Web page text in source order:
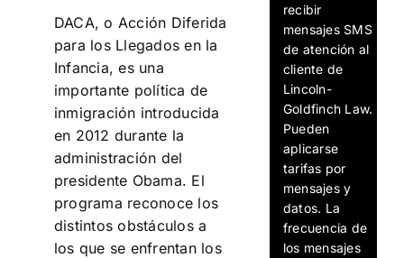
DACA, o Acción Diferida
para los Llegados en la
Infancia, es una
importante política de
inmigración introducida
en 2012 durante la
administración del
presidente Obama. El
programa reconoce los
distintos obstáculos a
los que se enfrentan los
recibir
mensajes SMS
de atención al
cliente de
Lincoln-
Goldfinch Law.
Pueden
aplicarse
tarifas por
mensajes y
datos. La
frecuencia de
los mensajes